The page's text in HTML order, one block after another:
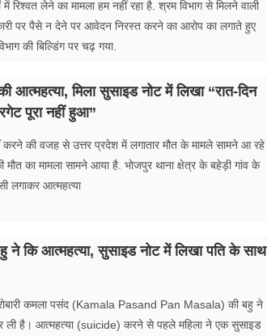
में रिश्वत लेने का मामला हम नहीं रहा है. श्रम विभाग से मिलने वाली
पर पैसे न देने पर आवेदन निरस्त करने का आरोप का लगाते हुए
की बिल्डिंग पर चढ़ गया.
आत्महत्या, मिला सुसाइड नोट में लिखा “रात-दिन
पूरा नहीं हुआ”
करने की वजह से उत्तर प्रदेश में लगातार मौत के मामले सामने आ रहे
मौत का मामला सामने आया है. भोजपुर थाना क्षेत्र के बहेड़ी गांव के
लगाकर आत्महत्या
ने कि आत्महत्या, सुसाइड नोट में लिखा पति के साथ
कमला पसंद (Kamala Pasand Pan Masala) की बहु ने
ली है। आत्महत्या (suicide) करने से पहले महिला ने एक सुसाइड